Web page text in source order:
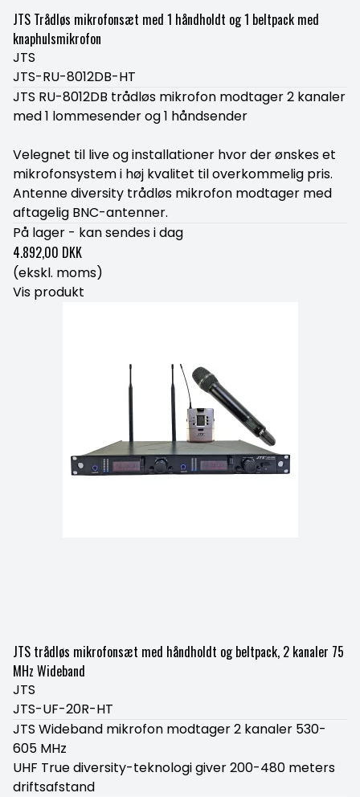
JTS Trådløs mikrofonsæt med 1 håndholdt og 1 beltpack med
knaphulsmikrofon
JTS
JTS-RU-8012DB-HT
JTS RU-8012DB trådløs mikrofon modtager 2 kanaler
med 1 lommesender og 1 håndsender
Velegnet til live og installationer hvor der ønskes et
mikrofonsystem i høj kvalitet til overkommelig pris.
Antenne diversity trådløs mikrofon modtager med
aftagelig BNC-antenner.
På lager - kan sendes i dag
4.892,00 DKK
(ekskl. moms)
Vis produkt
JTS trådløs mikrofonsæt med håndholdt og beltpack, 2 kanaler 75
MHz Wideband
JTS
JTS-UF-20R-HT
JTS Wideband mikrofon modtager 2 kanaler 530-
605 MHz
UHF True diversity-teknologi giver 200-480 meters
driftsafstand